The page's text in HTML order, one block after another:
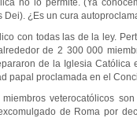
no lo permite. (Ya
¿Es un cura
con todas las de la ley.
de 2 300 000
de la Iglesia Católica
papal proclamada en el
veterocatólicos
de Roma por